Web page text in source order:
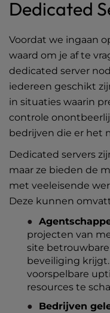
Dedicated
Voordat we ingaan
waard om je af te
dedicated server
iedereen geschikt
in situaties waarin
controle
bedrijven die er het
Dedicated servers
maar ze bieden de
met veeleisende
Deze kunnen
projecten van
site
beveiliging
voorspelbare
resources te
Bedrijven